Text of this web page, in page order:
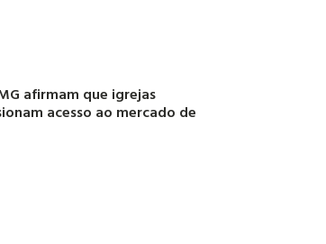
afirmam que igrejas
acesso ao mercado de